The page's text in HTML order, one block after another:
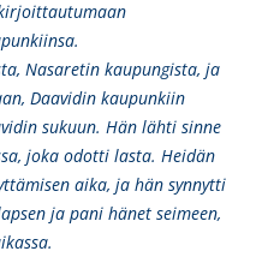
Nasaretin kaupungista, ja
Daavidin kaupunkiin
sukuun. Hän lähti sinne
joka odotti lasta. Heidän
aika, ja hän synnytti
ja pani hänet seimeen,